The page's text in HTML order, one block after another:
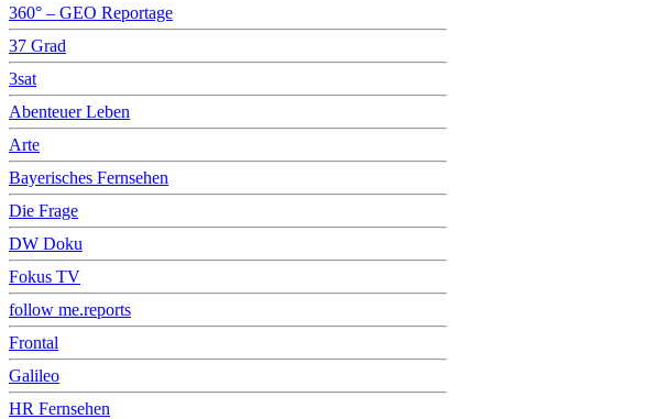
360° – GEO Reportage
37 Grad
3sat
Abenteuer Leben
Arte
Bayerisches Fernsehen
Die Frage
DW Doku
Fokus TV
follow me.reports
Frontal
Galileo
HR Fernsehen